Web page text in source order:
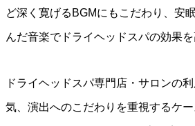
ど深く寛げるBGMにもこだわり、安
んだ音楽でドライヘッドスパの効果を
ドライヘッドスパ専門店・サロンの
気、演出へのこだわりを重視するケ